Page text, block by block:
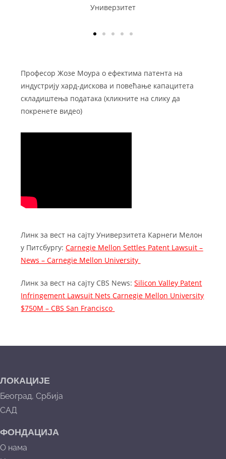
Универзитет
Професор Жозе Моура о ефектима патента на
индустрију хард-дискова и повећање капацитета
складиштења података (кликните на слику да
покренете видео)
Линк за вест на сајту Универзитета Карнеги Мелон
у Питсбургу:Carnegie Mellon Settles Patent Lawsuit –
News – Carnegie Mellon University
Линк за вест на сајту CBS News:Silicon Valley Patent
Infringement Lawsuit Nets Carnegie Mellon University
$750M – CBS San Francisco
ЛОКАЦИЈЕ
Београд, Србија
САД
ФОНДАЦИЈА
О нама